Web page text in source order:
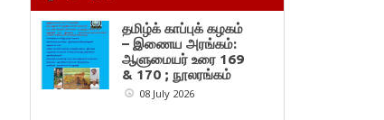
தமிழ்க் காப்புக் கழகம்
– இணைய அரங்கம்:
ஆளுமையர் உரை 169
& 170 ; நூலரங்கம்
08 July 2026